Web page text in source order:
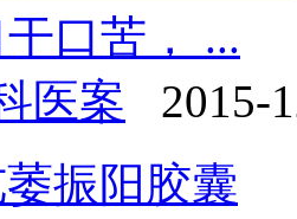
口苦， ...
医案
2015-
振阳胶囊